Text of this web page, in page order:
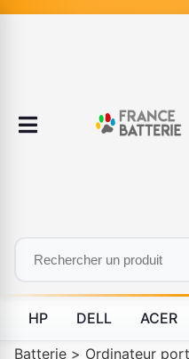
HP DELL ACER
Batterie > Ordinateur